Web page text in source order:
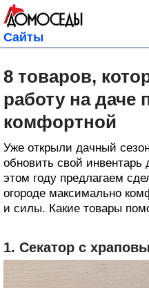
Сайты
8 товаров,
работу на даче
комфортной
Уже открыли дачный
обновить свой инвентарь
этом году предлагаем
огороде максимально
и силы. Какие товары
1. Секатор с